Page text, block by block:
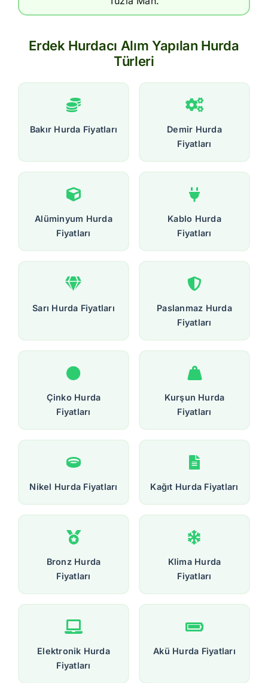
Erdek Hurdacı Alım Yapılan Hurda
Türleri
Bakır Hurda Fiyatları
Demir Hurda
Fiyatları
Alüminyum Hurda
Fiyatları
Kablo Hurda
Fiyatları
Sarı Hurda Fiyatları
Paslanmaz Hurda
Fiyatları
Çinko Hurda
Fiyatları
Kurşun Hurda
Fiyatları
Nikel Hurda Fiyatları Kağıt Hurda Fiyatları
Bronz Hurda
Fiyatları
Klima Hurda
Fiyatları
Elektronik Hurda
Fiyatları
Akü Hurda Fiyatları